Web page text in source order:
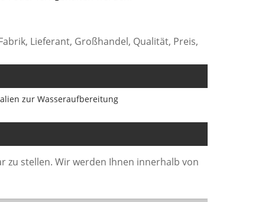
Lieferant, Großhandel, Qualität, Preis,
zur Wasseraufbereitung
zu stellen. Wir werden Ihnen innerhalb von